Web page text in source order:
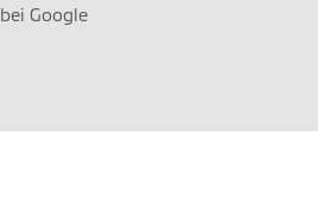
bei Google